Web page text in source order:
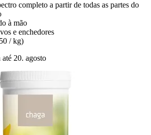
completo a partir de todas as partes do
à mão
e enchedores
/ kg)
20. agosto